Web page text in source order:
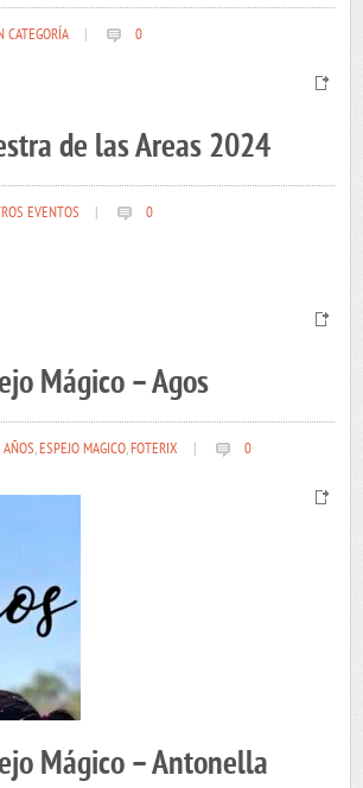
CATEGORÍA 0
de las Areas 2024
EVENTOS 0
Mágico – Agos
,ESPEJO MAGICO,FOTERIX 0
Mágico – Antonella